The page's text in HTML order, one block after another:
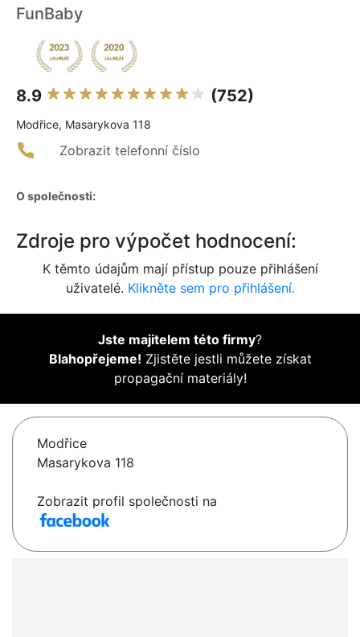
FunBaby
8.9 (752)
Modřice, Masarykova 118
Zobrazit telefonní číslo
O společnosti:
Zdroje pro výpočet hodnocení:
K těmto údajům mají přístup pouze přihlášení
uživatelé. Klikněte sem pro přihlášení.
Jste majitelem této firmy?
Blahopřejeme! Zjistěte jestli můžete získat
propagační materiály!
Modřice
Masarykova 118
Zobrazit profil společnosti na